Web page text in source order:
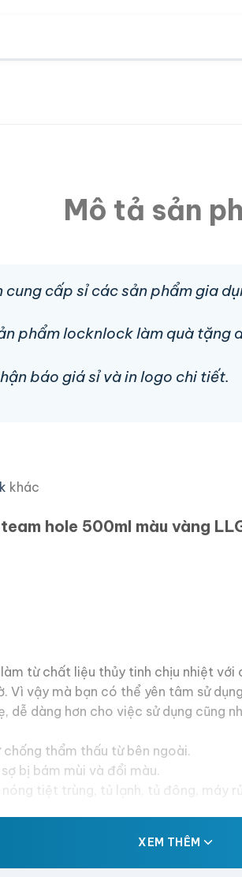
Mô tả sản
cấp sỉ các sản phẩm gia
phẩm locknlock làm quà tặng
báo giá sỉ và in logo chi tiết.
khác
hole 500ml màu vàng
từ chất liệu thủy tinh chịu nhiệt
Vì vậy mà bạn có thể yên tâm sử
dễ dàng hơn cho việc sử dụng cũng
thẩm thấu từ bên ngoài.
bị bám mùi và đổi màu.
tiệt trùng, tủ lạnh, tủ đông, máy
XEM THÊM